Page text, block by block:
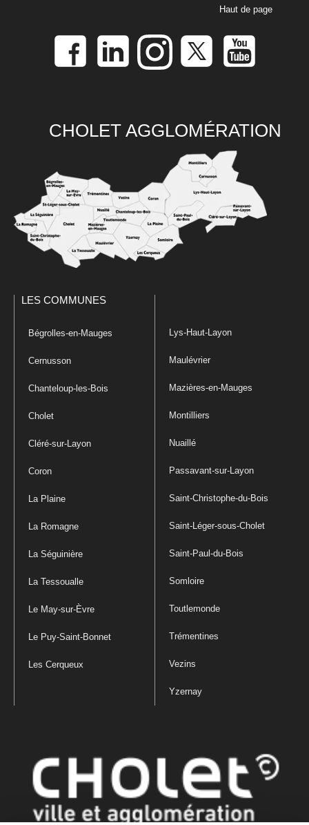
Haut de page
CHOLET AGGLOMÉRATION
LES COMMUNES
Bégrolles-en-Mauges
Cernusson
Chanteloup-les-Bois
Cholet
Cléré-sur-Layon
Coron
La Plaine
La Romagne
La Séguinière
La Tessoualle
Le May-sur-Èvre
Le Puy-Saint-Bonnet
Les Cerqueux
Lys-Haut-Layon
Maulévrier
Mazières-en-Mauges
Montilliers
Nuaillé
Passavant-sur-Layon
Saint-Christophe-du-Bois
Saint-Léger-sous-Cholet
Saint-Paul-du-Bois
Somloire
Toutlemonde
Trémentines
Vezins
Yzernay